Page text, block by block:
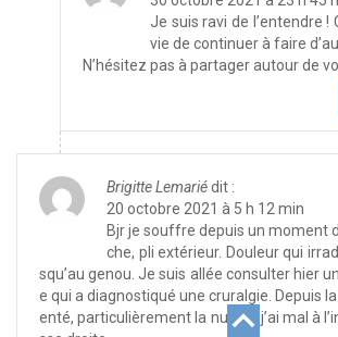
Je suis ravi de l’entendre !
vie de continuer à faire
N’hésitez pas à partager autour de
Brigitte Lemariédit :
20 octobre 2021 à 5 h 12 min
Bjr je souffre depuis un moment
che, pli extérieur. Douleur qui
squ’au genou. Je suis allée consulter hier
e qui a diagnostiqué une cruralgie. Depuis
enté, particulièrement la nuit. Et j’ai mal à